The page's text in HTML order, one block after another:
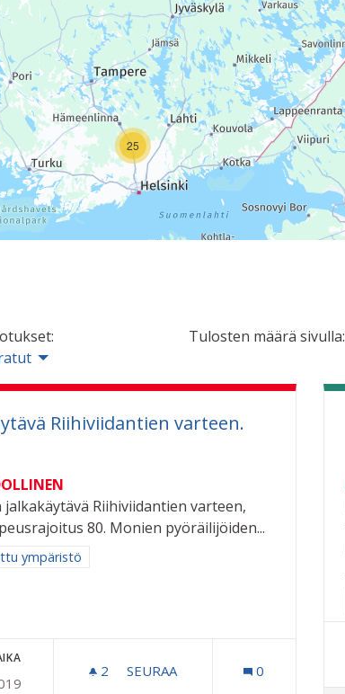
25
Tulosten määrä sivulla:
Riihiviidantien varteen.
jalkakäytävä Riihiviidantien varteen,
80. Monien pyöräilijöiden...
aihepiirin mukaan: Rakennettu ympäristö
ympäristö
2 2 SEURAAJAA
SEURAA 0